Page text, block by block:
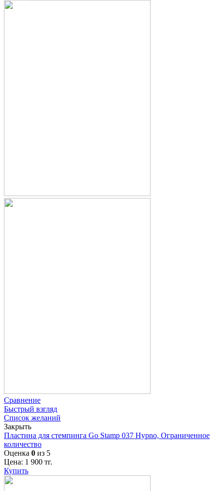
Сравнение
Быстрый взгляд
Список желаний
Закрыть
Пластина для стемпинга Go Stamp 037 Hypno, Ограниченное
количество
Оценка 0 из 5
Цена: 1 900 тг.
Купить